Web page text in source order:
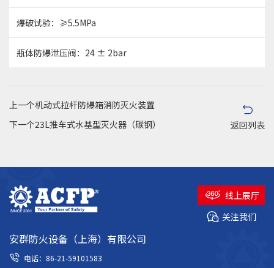
爆破试验：≥5.5MPa
瓶体防爆泄压阀：24 ± 2bar
上一个机动式拉杆防爆箱消防灭火装置
返回列表
下一个23L推车式水基型灭火器（碳钢）
线上展厅
安群防火设备（上海）有限公司
电话：86-21-59101583
关注我们